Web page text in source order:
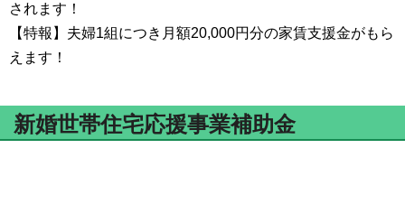
されます！
【特報】夫婦1組につき月額20,000円分の家賃支援金がもら
えます！
新婚世帯住宅応援事業補助金